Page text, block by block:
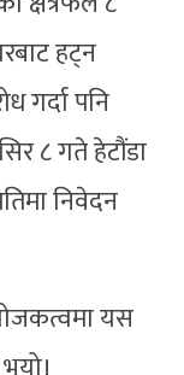
हट्न
गर्दा पनि
८ गते हेटौंडा
निवेदन
यस